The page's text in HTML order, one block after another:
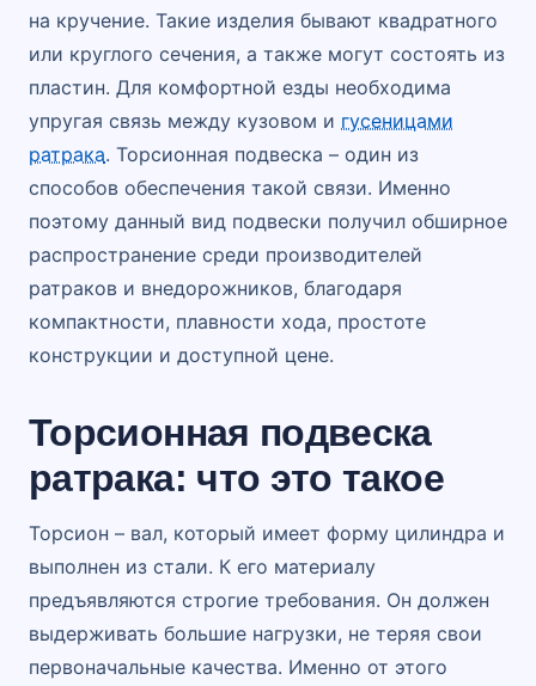
на кручение. Такие изделия бывают квадратного
или круглого сечения, а также могут состоять из
пластин. Для комфортной езды необходима
упругая связь между кузовом и гусеницами
ратрака. Торсионная подвеска – один из
способов обеспечения такой связи. Именно
поэтому данный вид подвески получил обширное
распространение среди производителей
ратраков и внедорожников, благодаря
компактности, плавности хода, простоте
конструкции и доступной цене.
Торсионная подвеска
ратрака: что это такое
Торсион – вал, который имеет форму цилиндра и
выполнен из стали. К его материалу
предъявляются строгие требования. Он должен
выдерживать большие нагрузки, не теряя свои
первоначальные качества. Именно от этого